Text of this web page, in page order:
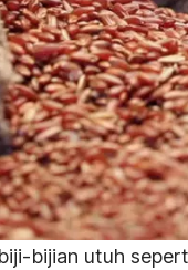
bijian utuh